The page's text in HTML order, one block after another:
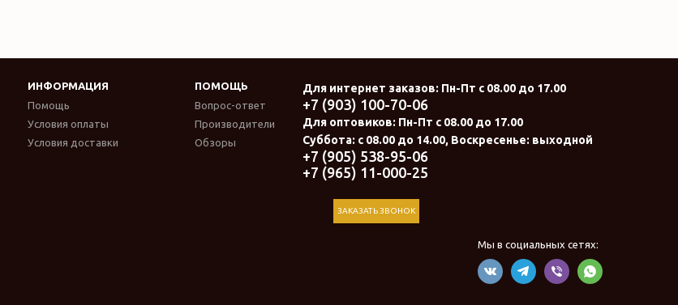
ИНФОРМАЦИЯ
ПОМОЩЬ
Помощь
Условия оплаты
Условия доставки
Вопрос-ответ
Производители
Обзоры
Для интернет заказов: Пн-Пт с 08.00 до 17.00
+7 (903) 100-70-06
Для оптовиков: Пн-Пт с 08.00 до 17.00
Суббота: с 08.00 до 14.00, Воскресенье: выходной
+7 (905) 538-95-06
+7 (965) 11-000-25
ЗАКАЗАТЬ ЗВОНОК
Мы в социальных сетях: